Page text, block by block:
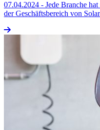
07.04.2024 - Jede Branche
der Geschäftsbereich von